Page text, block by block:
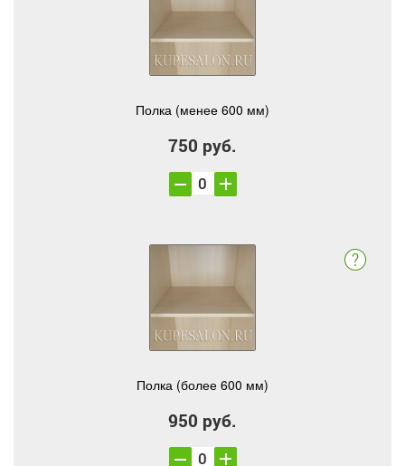
Полка (менее 600 мм)
750 руб.
Полка (более 600 мм)
950 руб.